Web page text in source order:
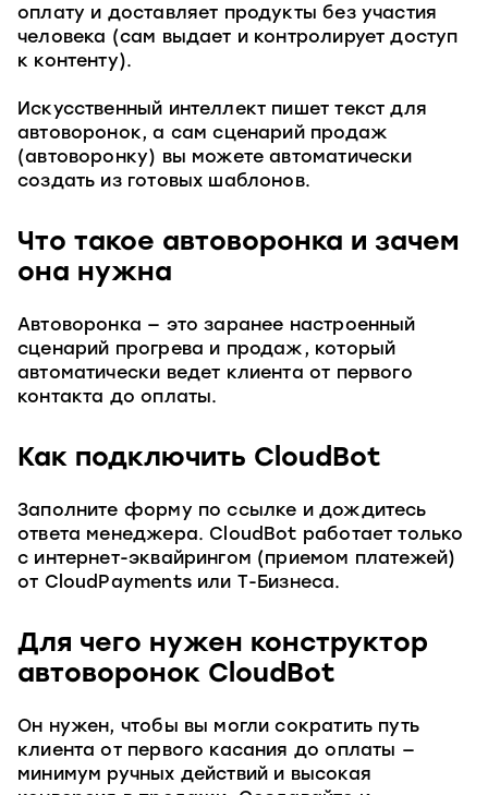
оплату и доставляет продукты без участия
человека (сам выдает и контролирует доступ
к контенту).
Искусственный интеллект пишет текст для
автоворонок, а сам сценарий продаж
(автоворонку) вы можете автоматически
создать из готовых шаблонов.
Что такое автоворонка и зачем
она нужна
Автоворонка — это заранее настроенный
сценарий прогрева и продаж, который
автоматически ведет клиента от первого
контакта до оплаты.
Как подключить CloudBot
Заполните форму по ссылке и дождитесь
ответа менеджера. CloudBot работает только
с интернет-эквайрингом (приемом платежей)
от CloudPayments или Т-Бизнеса.
Для чего нужен конструктор
автоворонок CloudBot
Он нужен, чтобы вы могли сократить путь
клиента от первого касания до оплаты —
минимум ручных действий и высокая